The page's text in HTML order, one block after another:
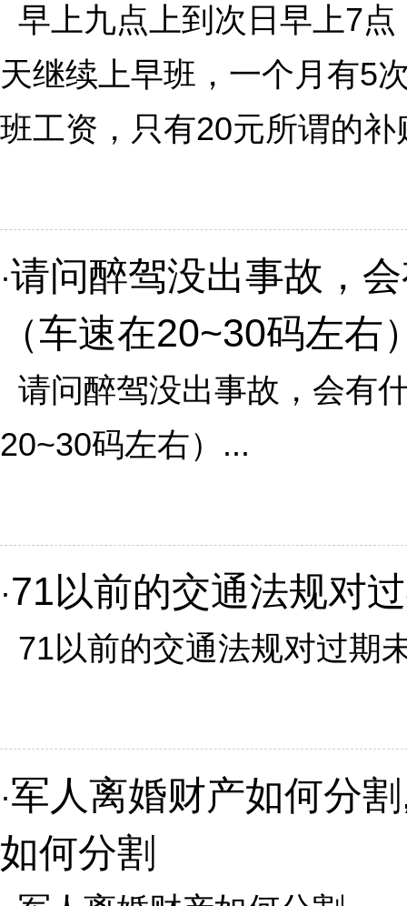
早上九点上到次日早上7
天继续上早班，一个月有5
班工资，只有20元所谓的补
·请问醉驾没出事故，
（车速在20~30码左右
请问醉驾没出事故，会有
20~30码左右）...
·71以前的交通法规对
71以前的交通法规对过期
·军人离婚财产如何分
如何分割